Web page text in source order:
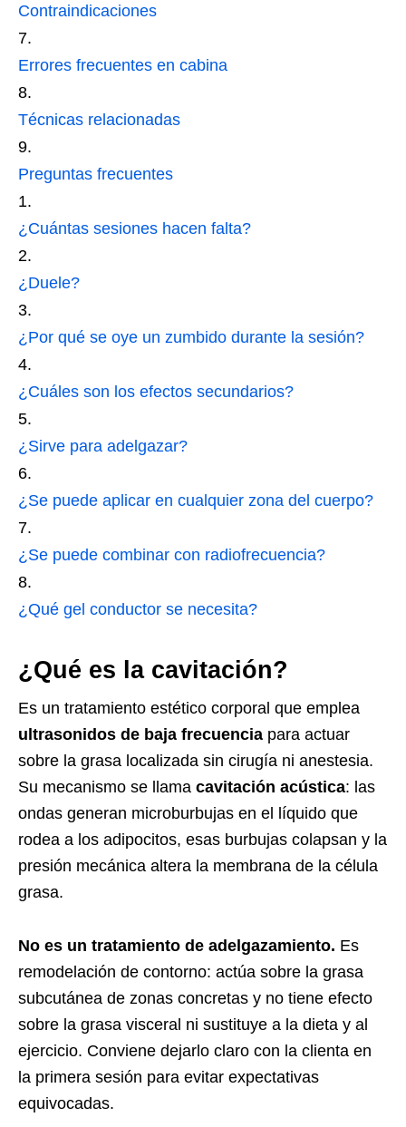
Contraindicaciones
Errores frecuentes en cabina
Técnicas relacionadas
Preguntas frecuentes
¿Cuántas sesiones hacen falta?
¿Duele?
¿Por qué se oye un zumbido durante la sesión?
¿Cuáles son los efectos secundarios?
¿Sirve para adelgazar?
¿Se puede aplicar en cualquier zona del cuerpo?
¿Se puede combinar con radiofrecuencia?
¿Qué gel conductor se necesita?
¿Qué es la cavitación?
Es un tratamiento estético corporal que emplea
ultrasonidos de baja frecuencia para actuar
sobre la grasa localizada sin cirugía ni anestesia.
Su mecanismo se llama cavitación acústica: las
ondas generan microburbujas en el líquido que
rodea a los adipocitos, esas burbujas colapsan y la
presión mecánica altera la membrana de la célula
grasa.
No es un tratamiento de adelgazamiento. Es
remodelación de contorno: actúa sobre la grasa
subcutánea de zonas concretas y no tiene efecto
sobre la grasa visceral ni sustituye a la dieta y al
ejercicio. Conviene dejarlo claro con la clienta en
la primera sesión para evitar expectativas
equivocadas.